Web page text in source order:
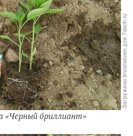
«Черный бриллиант»